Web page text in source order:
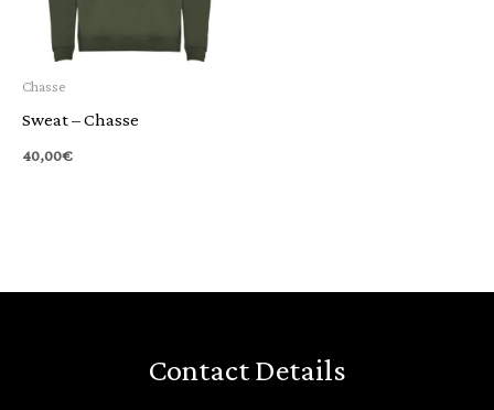
Chasse
Sweat – Chasse
40,00€
Contact Details